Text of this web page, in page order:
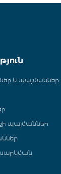
և պայմաններ
պայմաններ